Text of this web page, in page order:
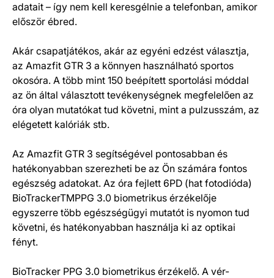
adatait – így nem kell keresgélnie a telefonban, amikor
először ébred.
Akár csapatjátékos, akár az egyéni edzést választja,
az Amazfit GTR 3 a könnyen használható sportos
okosóra. A több mint 150 beépített sportolási móddal
az ön által választott tevékenységnek megfelelően az
óra olyan mutatókat tud követni, mint a pulzusszám, az
elégetett kalóriák stb.
Az Amazfit GTR 3 segítségével pontosabban és
hatékonyabban szerezheti be az Ön számára fontos
egészség adatokat. Az óra fejlett 6PD (hat fotodióda)
BioTrackerTMPPG 3.0 biometrikus érzékelője
egyszerre több egészségügyi mutatót is nyomon tud
követni, és hatékonyabban használja ki az optikai
fényt.
BioTracker PPG 3.0 biometrikus érzékelő. A vér-